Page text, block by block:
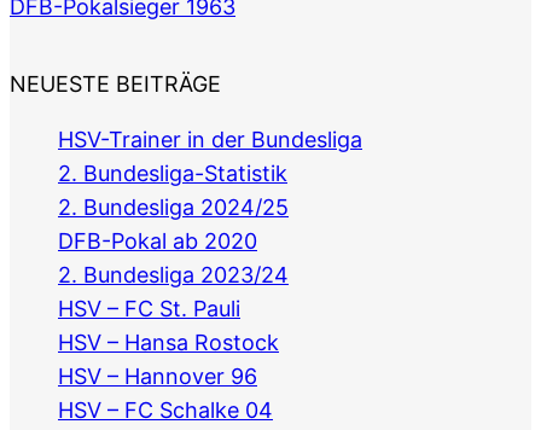
DFB-Pokalsieger 1963
NEUESTE BEITRÄGE
HSV-Trainer in der Bundesliga
2. Bundesliga-Statistik
2. Bundesliga 2024/25
DFB-Pokal ab 2020
2. Bundesliga 2023/24
HSV – FC St. Pauli
HSV – Hansa Rostock
HSV – Hannover 96
HSV – FC Schalke 04